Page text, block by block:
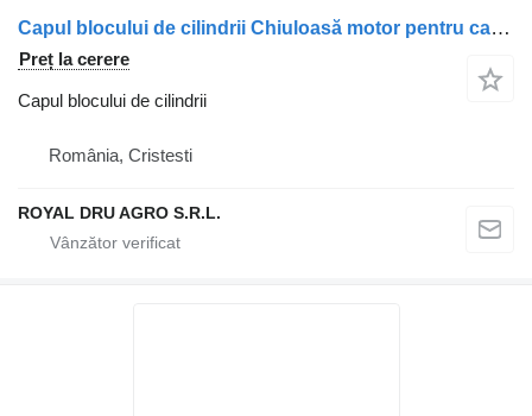
Capul blocului de cilindrii Chiuloasă motor pentru camion Scania compatible 1921303, 2005283, 2330322, 1874583, 1855950, 2002702
Preț la cerere
Capul blocului de cilindrii
România, Cristesti
ROYAL DRU AGRO S.R.L.